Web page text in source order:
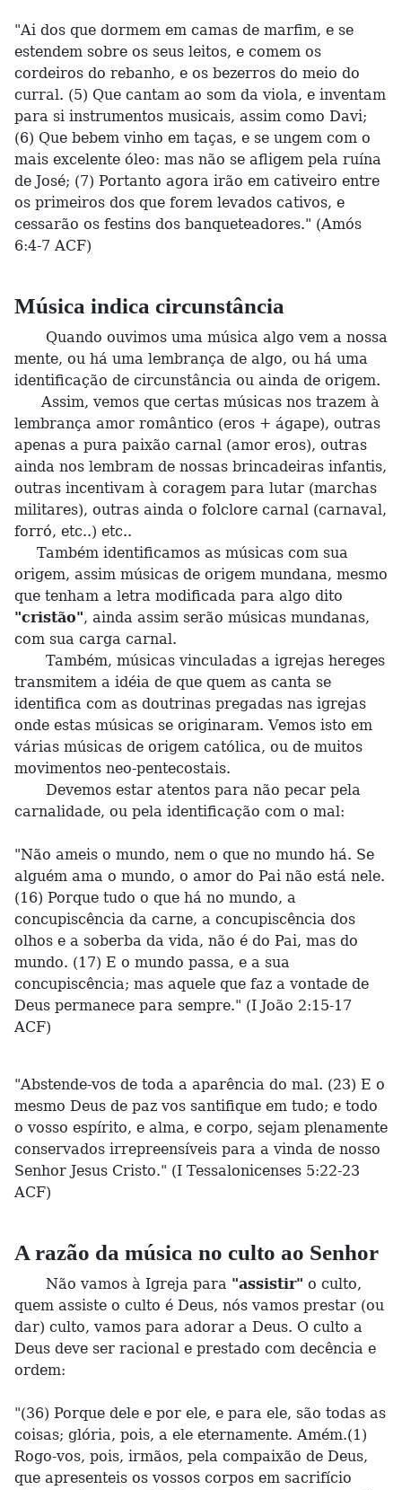
"Ai dos que dormem em camas de marfim, e se
estendem sobre os seus leitos, e comem os
cordeiros do rebanho, e os bezerros do meio do
curral. (5) Que cantam ao som da viola, e inventam
para si instrumentos musicais, assim como Davi;
(6) Que bebem vinho em taças, e se ungem com o
mais excelente óleo: mas não se afligem pela ruína
de José; (7) Portanto agora irão em cativeiro entre
os primeiros dos que forem levados cativos, e
cessarão os festins dos banqueteadores." (Amós
6:4-7 ACF)
Música indica circunstância
Quando ouvimos uma música algo vem a nossa
mente, ou há uma lembrança de algo, ou há uma
identificação de circunstância ou ainda de origem.
Assim, vemos que certas músicas nos trazem à
lembrança amor romântico (eros + ágape), outras
apenas a pura paixão carnal (amor eros), outras
ainda nos lembram de nossas brincadeiras infantis,
outras incentivam à coragem para lutar (marchas
militares), outras ainda o folclore carnal (carnaval,
forró, etc..) etc..
Também identificamos as músicas com sua
origem, assim músicas de origem mundana, mesmo
que tenham a letra modificada para algo dito
"cristão", ainda assim serão músicas mundanas,
com sua carga carnal.
Também, músicas vinculadas a igrejas hereges
transmitem a idéia de que quem as canta se
identifica com as doutrinas pregadas nas igrejas
onde estas músicas se originaram. Vemos isto em
várias músicas de origem católica, ou de muitos
movimentos neo-pentecostais.
Devemos estar atentos para não pecar pela
carnalidade, ou pela identificação com o mal:
"Não ameis o mundo, nem o que no mundo há. Se
alguém ama o mundo, o amor do Pai não está nele.
(16) Porque tudo o que há no mundo, a
concupiscência da carne, a concupiscência dos
olhos e a soberba da vida, não é do Pai, mas do
mundo. (17) E o mundo passa, e a sua
concupiscência; mas aquele que faz a vontade de
Deus permanece para sempre." (I João 2:15-17
ACF)
"Abstende-vos de toda a aparência do mal. (23) E o
mesmo Deus de paz vos santifique em tudo; e todo
o vosso espírito, e alma, e corpo, sejam plenamente
conservados irrepreensíveis para a vinda de nosso
Senhor Jesus Cristo." (I Tessalonicenses 5:22-23
ACF)
A razão da música no culto ao Senhor
Não vamos à Igreja para "assistir" o culto,
quem assiste o culto é Deus, nós vamos prestar (ou
dar) culto, vamos para adorar a Deus. O culto a
Deus deve ser racional e prestado com decência e
ordem:
"(36) Porque dele e por ele, e para ele, são todas as
coisas; glória, pois, a ele eternamente. Amém.(1)
Rogo-vos, pois, irmãos, pela compaixão de Deus,
que apresenteis os vossos corpos em sacrifício